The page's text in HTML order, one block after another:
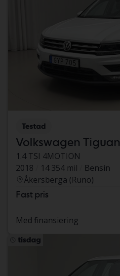
Testad
Volkswagen Tiguan
1.4 TSI 4MOTION
2018
14 354 mil
Bensin
Åkersberga (Runö)
Fast pris
Med finansiering
tisdag